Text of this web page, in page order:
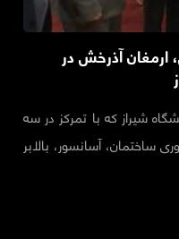
ارمغان آذرخش در
شیراز که با تمرکز در سه
آسانسور، بالابر